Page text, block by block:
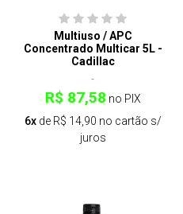
Multiuso / APC
Concentrado Multicar 5L -
Cadillac
R$ 87,58 no PIX
6xde R$ 14,90 no cartão s/
juros